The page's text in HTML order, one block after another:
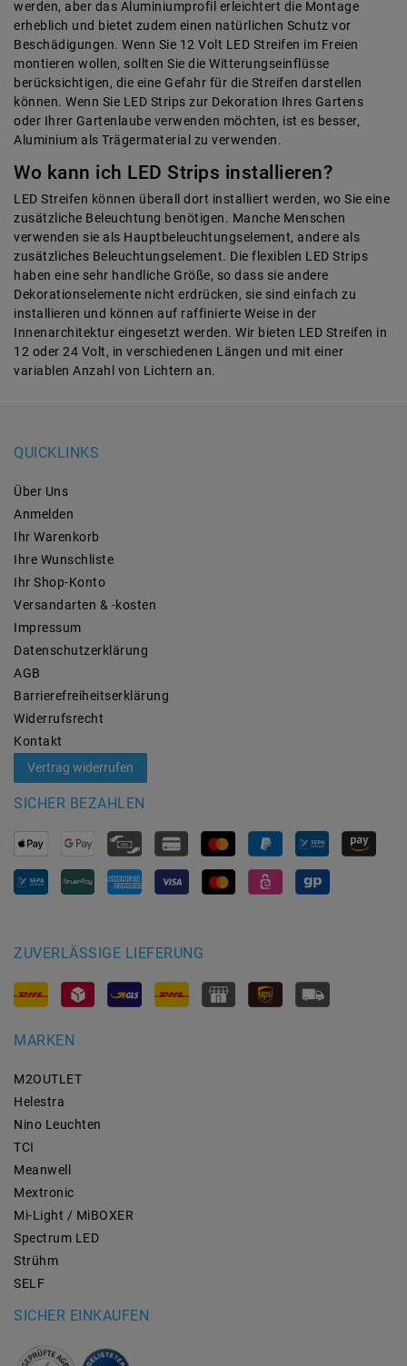
werden, aber das Aluminiumprofil erleichtert die Montage
erheblich und bietet zudem einen natürlichen Schutz vor
Beschädigungen. Wenn Sie 12 Volt LED Streifen im Freien
montieren wollen, sollten Sie die Witterungseinflüsse
berücksichtigen, die eine Gefahr für die Streifen darstellen
können. Wenn Sie LED Strips zur Dekoration Ihres Gartens
oder Ihrer Gartenlaube verwenden möchten, ist es besser,
Aluminium als Trägermaterial zu verwenden.
Wo kann ich LED Strips installieren?
LED Streifen können überall dort installiert werden, wo Sie eine
zusätzliche Beleuchtung benötigen. Manche Menschen
verwenden sie als Hauptbeleuchtungselement, andere als
zusätzliches Beleuchtungselement. Die flexiblen LED Strips
haben eine sehr handliche Größe, so dass sie andere
Dekorationselemente nicht erdrücken, sie sind einfach zu
installieren und können auf raffinierte Weise in der
Innenarchitektur eingesetzt werden. Wir bieten LED Streifen in
12 oder 24 Volt, in verschiedenen Längen und mit einer
variablen Anzahl von Lichtern an.
QUICKLINKS
Über Uns
Anmelden
Ihr Warenkorb
Ihre Wunschliste
Ihr Shop-Konto
Versandarten & -kosten
Impressum
Daten­schutz­erklärung
AGB
Barrierefreiheitserklärung
Widerrufs­recht
Kontakt
Vertrag widerrufen
SICHER BEZAHLEN
ZUVERLÄSSIGE LIEFERUNG
MARKEN
M2OUTLET
Helestra
Nino Leuchten
TCI
Meanwell
Mextronic
Mi-Light / MiBOXER
Spectrum LED
Strühm
SELF
SICHER EINKAUFEN